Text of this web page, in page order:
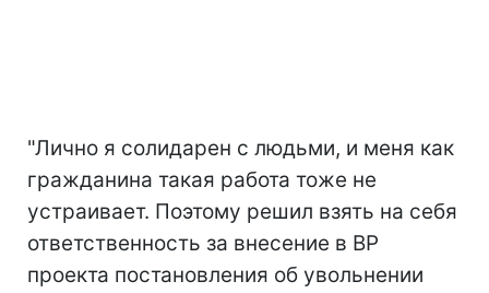
"Лично я солидарен с людьми, и меня как
гражданина такая работа тоже не
устраивает. Поэтому решил взять на себя
ответственность за внесение в ВР
проекта постановления об увольнении